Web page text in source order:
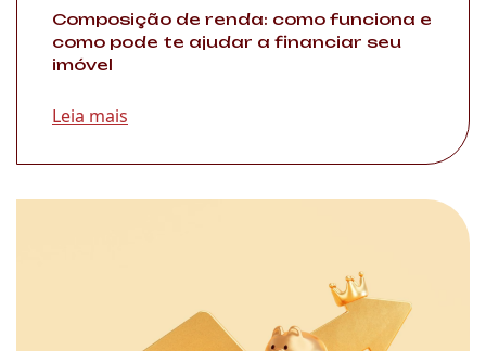
Composição de renda: como funciona e
como pode te ajudar a financiar seu
imóvel
Leia mais